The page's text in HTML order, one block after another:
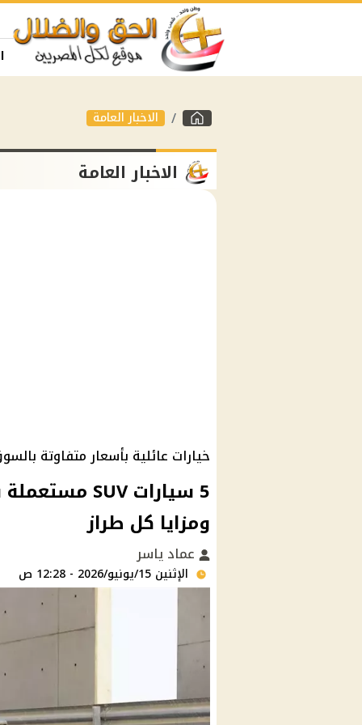
الاخبار العامة
الاخبار العامة
خيارات عائلية بأسعار متفاوتة
ومزايا كل طراز
عماد ياسر
الإثنين 15/يونيو/2026 - 12:28 ص